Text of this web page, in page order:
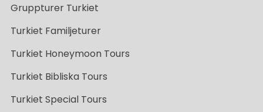
Gruppturer Turkiet
Turkiet Familjeturer
Turkiet Honeymoon Tours
Turkiet Bibliska Tours
Turkiet Special Tours